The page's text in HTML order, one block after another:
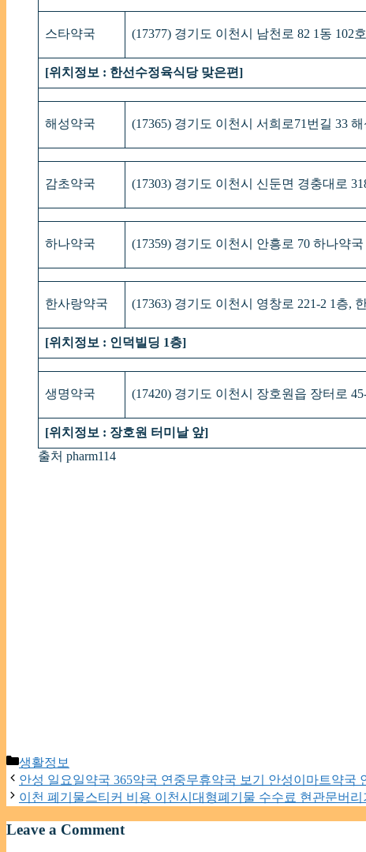
스타약국 (17377) 경기도 이천시 남천로 82 1동 102호
[위치정보 : 한선수정육식당 맞은편]
해성약국 (17365) 경기도 이천시 서희로71번길 33
감초약국 (17303) 경기도 이천시 신둔면 경충대로
하나약국 (17359) 경기도 이천시 안흥로 70 하나약국
한사랑약국 (17363) 경기도 이천시 영창로 221-2 1층,
[위치정보 : 인덕빌딩 1층]
생명약국 (17420) 경기도 이천시 장호원읍 장터로
[위치정보 : 장호원 터미날 앞]
출처 pharm114
Categories
생활정보
안성 일요일약국 365약국 연중무휴약국 보기 안성이마트약국
이천 폐기물스티커 비용 이천시대형폐기물 수수료 현관문버
Leave a Comment